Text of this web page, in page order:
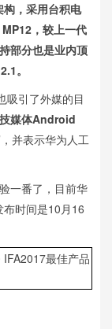
，采用台积电
，较上一代
部分也是业内顶
。
吸引了外媒的目
媒体Android
，并表示华为人工
一番了，目前华
时间是10月16